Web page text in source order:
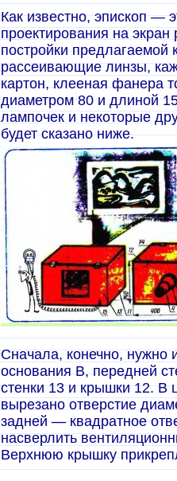
Как известно, эпископ —
проектирования на
постройки предлагаемой
рассеивающие линзы,
картон, клееная фанера
диаметром 80 и длиной
лампочек и некоторые
будет сказано ниже.
Сначала, конечно, нужно
основания В, передней
стенки 13 и крышки 12. В
вырезано отверстие
задней — квадратное
насверлить
Верхнюю крышку